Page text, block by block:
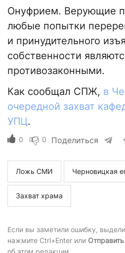
Онуфрием. Верующие
любые попытки
и принудительного
собственности
противозаконными.
Как сообщал СПЖ, в
очередной захват
УПЦ.
0 0 Поделиться
Ложь СМИ Черновицкая
Захват храма
Если вы заметили ошибку,
нажмите Ctrl+Enter или